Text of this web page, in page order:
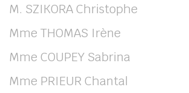
M. SZIKORA Christophe
Mme THOMAS Irène
Mme COUPEY Sabrina
Mme PRIEUR Chantal